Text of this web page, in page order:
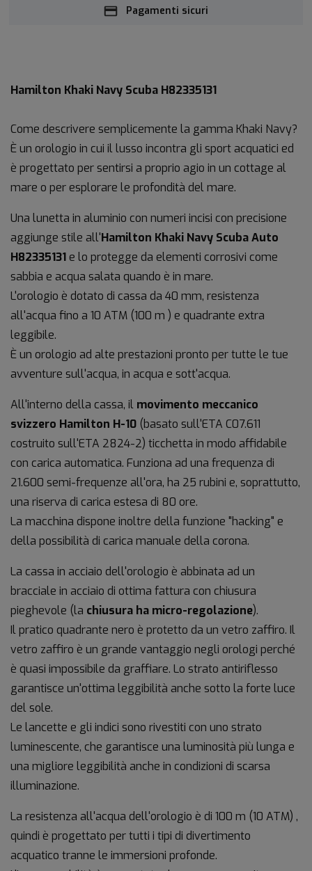
Pagamenti sicuri
Hamilton Khaki Navy Scuba H82335131
Come descrivere semplicemente la gamma Khaki Navy?
È un orologio in cui il lusso incontra gli sport acquatici ed
è progettato per sentirsi a proprio agio in un cottage al
mare o per esplorare le profondità del mare.
Una lunetta in aluminio con numeri incisi con precisione
aggiunge stile all'Hamilton Khaki Navy Scuba Auto
H82335131e lo protegge da elementi corrosivi come
sabbia e acqua salata quando è in mare.
L'orologio è dotato di cassa da 40 mm, resistenza
all'acqua fino a 10 ATM (100 m ) e quadrante extra
leggibile.
È un orologio ad alte prestazioni pronto per tutte le tue
avventure sull'acqua, in acqua e sott'acqua.
All'interno della cassa, il movimento meccanico
svizzero Hamilton H-10 (basato sull'ETA C07.611
costruito sull'ETA 2824-2) ticchetta in modo affidabile
con carica automatica. Funziona ad una frequenza di
21.600 semi-frequenze all'ora, ha 25 rubini e, soprattutto,
una riserva di carica estesa di 80 ore.
La macchina dispone inoltre della funzione "hacking" e
della possibilità di carica manuale della corona.
La cassa in acciaio dell'orologio è abbinata ad un
bracciale in acciaio di ottima fattura con chiusura
pieghevole (la chiusura ha micro-regolazione).
Il pratico quadrante nero è protetto da un vetro zaffiro. Il
vetro zaffiro è un grande vantaggio negli orologi perché
è quasi impossibile da graffiare. Lo strato antiriflesso
garantisce un'ottima leggibilità anche sotto la forte luce
del sole.
Le lancette e gli indici sono rivestiti con uno strato
luminescente, che garantisce una luminosità più lunga e
una migliore leggibilità anche in condizioni di scarsa
illuminazione.
La resistenza all'acqua dell'orologio è di 100 m (10 ATM) ,
quindi è progettato per tutti i tipi di divertimento
acquatico tranne le immersioni profonde.